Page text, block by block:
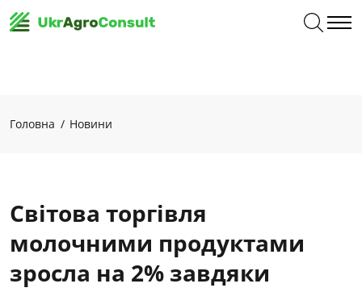
Головна Новини
Світова торгівля
молочними продуктами
зросла на 2% завдяки